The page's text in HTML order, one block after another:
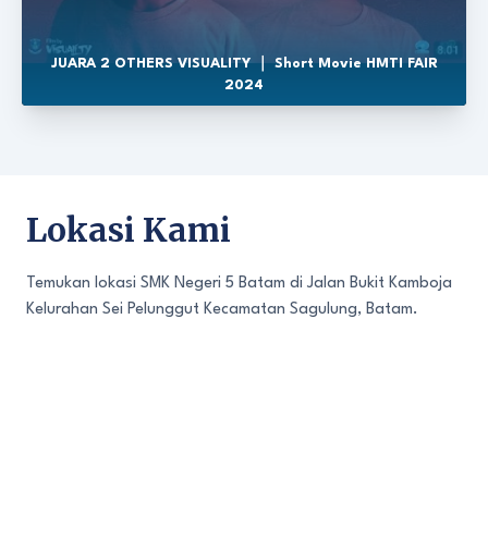
JUARA 2 OTHERS VISUALITY ｜ Short Movie HMTI FAIR
2024
Lokasi Kami
Temukan lokasi SMK Negeri 5 Batam di Jalan Bukit Kamboja
Kelurahan Sei Pelunggut Kecamatan Sagulung, Batam.